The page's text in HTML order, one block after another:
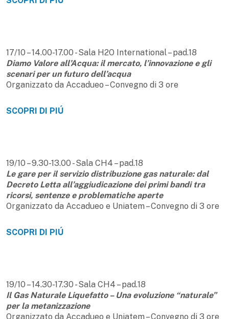
17/10 – 14.00-17.00 - Sala H2O International – pad.18
Diamo Valore all’Acqua: il mercato, l’innovazione e gli
scenari per un futuro dell’acqua
Organizzato da Accadueo – Convegno di 3 ore
SCOPRI DI PIÚ
19/10 – 9.30-13.00 - Sala CH4 – pad.18
Le gare per il servizio distribuzione gas naturale: dal
Decreto Letta all’aggiudicazione dei primi bandi tra
ricorsi, sentenze e problematiche aperte
Organizzato da Accadueo e Uniatem – Convegno di 3 ore
SCOPRI DI PIÚ
19/10 – 14.30-17.30 - Sala CH4 – pad.18
Il Gas Naturale Liquefatto – Una evoluzione “naturale”
per la metanizzazione
Organizzato da Accadueo e Uniatem – Convegno di 3 ore